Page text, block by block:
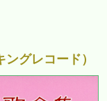
グレコード）